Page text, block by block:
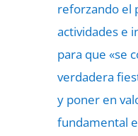
reforzando el
actividades e
para que «se
verdadera
y poner en
fundamental